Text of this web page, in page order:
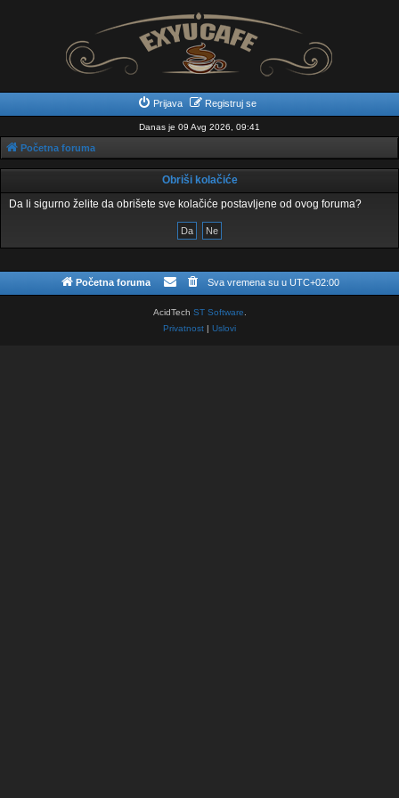
Prijava Registruj se
Danas je 09 Avg 2026, 09:41
Početna foruma
Obriši kolačiće
Da li sigurno želite da obrišete sve kolačiće postavljene od ovog foruma?
Početna foruma Sva vremena su u UTC+02:00
AcidTech ST Software
Privatnost | Uslovi